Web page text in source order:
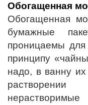
Обогащенная
Обогащенная
бумажные
проницаемы
принципу
надо, в ванну
нерастворимые